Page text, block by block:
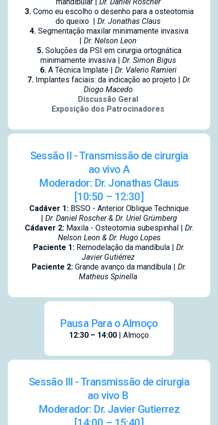
3.Como eu escolho o desenho para a osteotomia
do queixo | Dr. Jonathas Claus
4. Segmentação maxilar minimamente invasiva
| Dr. Nelson Leon
5.Soluções da PSI em cirurgia ortognática
minimamente invasiva | Dr. Simon Bigus
6.A Técnica Implate | Dr. Valerio Ramieri
7.Implantes faciais: da indicação ao projeto | Dr.
Diogo Macedo
Discussão Geral
Exposição dos Patrocinadores
Sessão II - Transmissão de cirurgia
ao vivo A
Moderador: Dr. Jonathas Claus
[10:50 – 12:30]
Cadáver 1: BSSO - Anterior Oblique Technique
| Dr. Daniel Roscher & Dr. Uriel Grümberg
Cádaver 2:Maxila - Osteotomia subespinhal | Dr.
Nelson Leon & Dr. Hugo Lopes
Paciente 1: Remodelação da mandíbula | Dr.
Javier Gutiérrez
Paciente 2: Grande avanço da mandíbula | Dr.
Matheus Spinella
Pausa Para o Almoço
12:30 – 14:00 | Almoço
Sessão III - Transmissão de cirurgia
ao vivo B
Moderador: Dr. Javier Gutierrez